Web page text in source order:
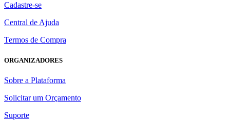
Cadastre-se
Central de Ajuda
Termos de Compra
ORGANIZADORES
Sobre a Plataforma
Solicitar um Orçamento
Suporte